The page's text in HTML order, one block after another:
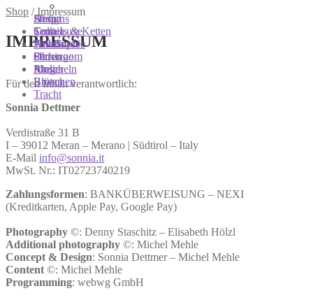
Shop /Impressum
IMPRESSUM
Für den Inhalt verantwortlich:
Sonnia Dettmer
Verdistraße 31 B
I – 39012 Meran – Merano | Südtirol – Italy
E-Mail info@sonnia.it
MwSt. Nr.: IT02723740219
Zahlungsformen: BANKÜBERWEISUNG – NEXI
(Kreditkarten, Apple Pay, Google Pay)
Photography ©: Denny Staschitz – Elisabeth Hölzl
Additional photography ©: Michel Mehle
Concept & Design: Sonnia Dettmer – Michel Mehle
Content ©: Michel Mehle
Programming: webwg GmbH
Shop
Colliers & Ketten
Armbänder
Ohrringe
Ringe
Broschen
Designs
Terra Luxe
Tasseln
Perlen
Muscheln
Blüten
Tracht
About
Sonnia
Philosophie
Showroom
Atelier